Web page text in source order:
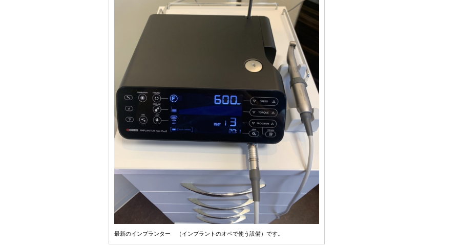
最新のインプランター （インプラントのオペで使う設備）です。